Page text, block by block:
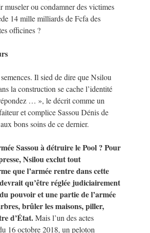
museler ou condamner des victimes
14 mille milliards de Fcfa des
officines ?
Il sied de dire que Nsilou
la construction se cache l’identité
… », le décrit comme un
et complice Sassou Dénis de
bons soins de ce dernier.
Sassou à détruire le Pool ? Pour
Nsilou exclut tout
que l’armée rentre dans cette
qu’être réglée judiciairement
pouvoir et une partie de l’armée
brûler les maisons, piller,
d’État.Mais l’un des actes
16 octobre 2018, un peloton